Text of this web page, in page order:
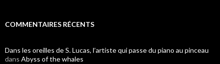
COMMENTAIRES RÉCENTS
Dans les oreilles de S. Lucas, l’artiste qui passe du piano au pinceau
dans Abyss of the whales